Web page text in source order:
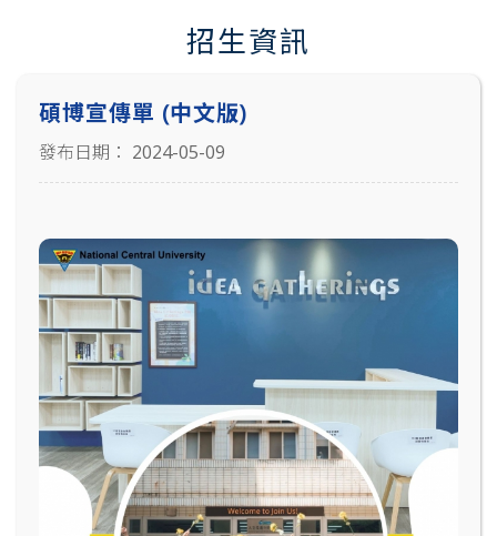
招生資訊
碩博宣傳單 (中文版)
發布日期： 2024-05-09